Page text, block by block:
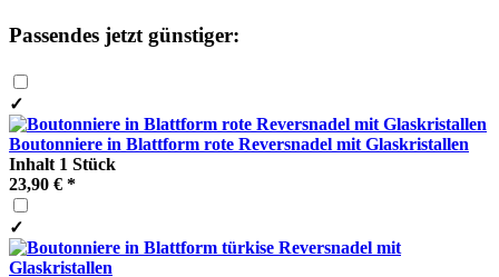
Passendes jetzt günstiger:
✓
Boutonniere in Blattform rote Reversnadel mit Glaskristallen
Inhalt 1 Stück
23,90 € *
✓